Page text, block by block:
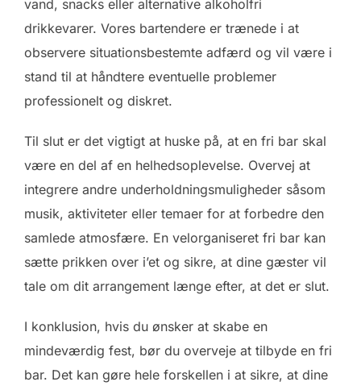
vand, snacks eller alternative alkoholfri
drikkevarer. Vores bartendere er trænede i at
observere situationsbestemte adfærd og vil være i
stand til at håndtere eventuelle problemer
professionelt og diskret.
Til slut er det vigtigt at huske på, at en fri bar skal
være en del af en helhedsoplevelse. Overvej at
integrere andre underholdningsmuligheder såsom
musik, aktiviteter eller temaer for at forbedre den
samlede atmosfære. En velorganiseret fri bar kan
sætte prikken over i’et og sikre, at dine gæster vil
tale om dit arrangement længe efter, at det er slut.
I konklusion, hvis du ønsker at skabe en
mindeværdig fest, bør du overveje at tilbyde en fri
bar. Det kan gøre hele forskellen i at sikre, at dine